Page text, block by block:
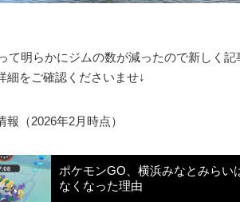
て明らかにジムの数が減ったので新しく
細をご確認くださいませ↓
報（2026年2月時点）
ポケモンGO、横浜みなとみらい
なくなった理由